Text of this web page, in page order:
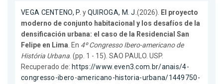
VEGA CENTENO, P. yQUIROGA, M. J.(2026). El proyecto
moderno de conjunto habitacional y los desafíos de la
densificación urbana: el caso de la Residencial San
Felipe en Lima. En 4º Congresso Ibero-americano de
História Urbana. (pp. 1 - 15). SAO PAULO. USP.
Recuperado de: https://www.even3.com.br/anais/4-
congresso-ibero-americano-historia-urbana/1449750-